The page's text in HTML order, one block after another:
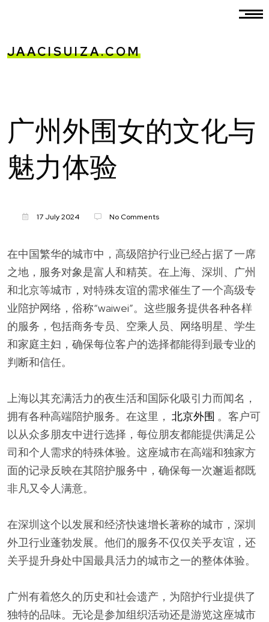
JAACISUIZA.COM
广州外围女的文化与
魅力体验
17 July 2024 No Comments
在中国繁华的城市中，高级陪护行业已经占据了一席
之地，服务对象是富人和精英。在上海、深圳、广州
和北京等城市，对特殊友谊的需求催生了一个高级专
业陪护网络，俗称“waiwei”。这些服务提供各种各样
的服务，包括商务专员、空乘人员、网络明星、学生
和家庭主妇，确保每位客户的选择都能得到最专业的
判断和信任。
上海以其充满活力的夜生活和国际化吸引力而闻名，
拥有各种高端陪护服务。在这里， 北京外围 。客户可
以从众多朋友中进行选择，每位朋友都能提供满足公
司和个人需求的特殊体验。这座城市在高端和独家方
面的记录反映在其陪护服务中，确保每一次邂逅都既
非凡又令人满意。
在深圳这个以发展和经济快速增长著称的城市，深圳
外卫行业蓬勃发展。他们的服务不仅仅关乎友谊，还
关乎提升身处中国最具活力的城市之一的整体体验。
广州有着悠久的历史和社会遗产，为陪护行业提供了
独特的品味。无论是参加组织活动还是游览这座城市